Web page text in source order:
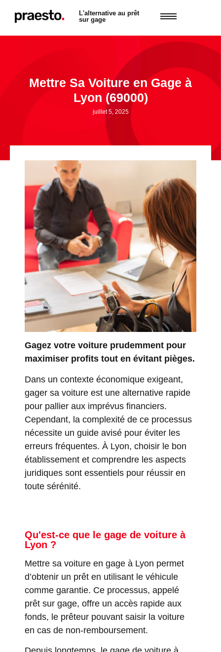
L'alternative au prêt
sur gage
Mettre Sa Voiture en Gage à
Lyon (69000)
juillet 5, 2025
Gagez votre voiture prudemment pour
maximiser profits tout en évitant pièges.
Dans un contexte économique exigeant,
gager sa voiture est une alternative rapide
pour pallier aux imprévus financiers.
Cependant, la complexité de ce processus
nécessite un guide avisé pour éviter les
erreurs fréquentes. À Lyon, choisir le bon
établissement et comprendre les aspects
juridiques sont essentiels pour réussir en
toute sérénité.
Qu'est-ce que le gage de voiture à
Lyon ?
Mettre sa voiture en gage à Lyon permet
d’obtenir un prêt en utilisant le véhicule
comme garantie. Ce processus, appelé
prêt sur gage, offre un accès rapide aux
fonds, le prêteur pouvant saisir la voiture
en cas de non-remboursement.